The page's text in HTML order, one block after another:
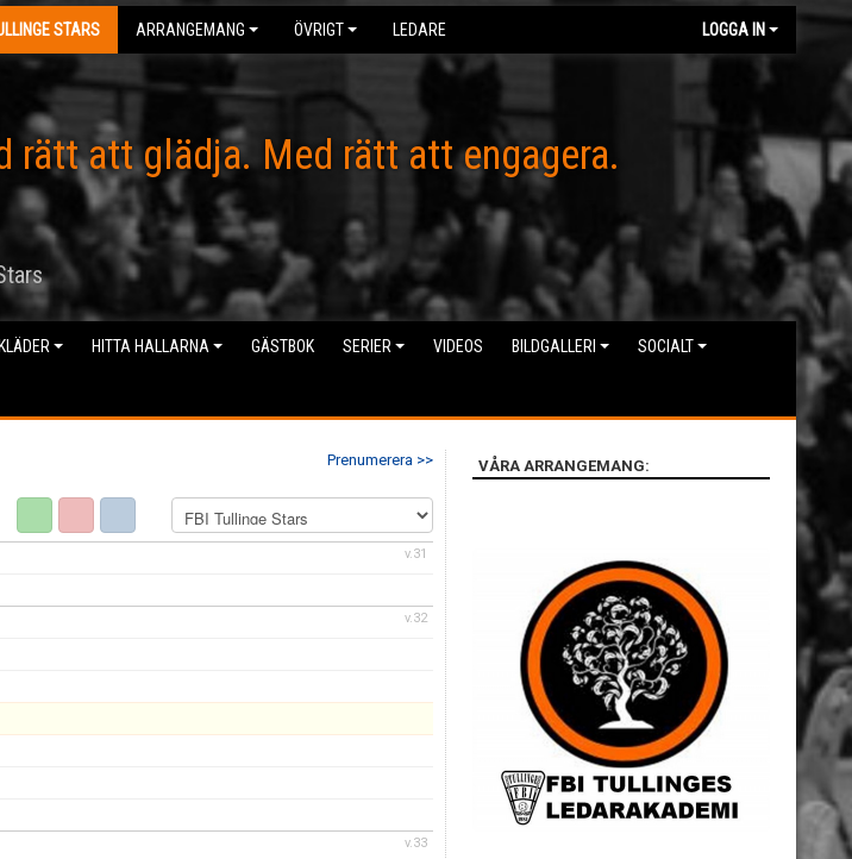
STARS ARRANGEMANG ÖVRIGT LEDARE LOGGA IN
rätt att glädja. Med rätt att engagera.
HITTA HALLARNA GÄSTBOK SERIER VIDEOS BILDGALLERI SOCIALT
Prenumerera >>
v.31
v.32
v.33
VÅRA ARRANGEMANG: